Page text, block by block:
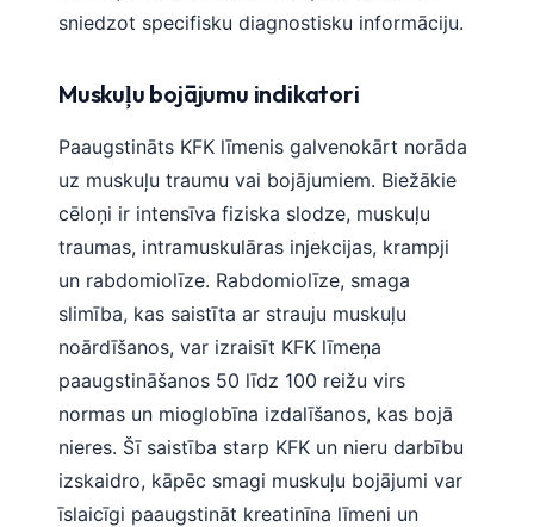
sniedzot specifisku diagnostisku informāciju.
Muskuļu bojājumu indikatori
Paaugstināts KFK līmenis galvenokārt norāda
uz muskuļu traumu vai bojājumiem. Biežākie
cēloņi ir intensīva fiziska slodze, muskuļu
traumas, intramuskulāras injekcijas, krampji
un rabdomiolīze. Rabdomiolīze, smaga
slimība, kas saistīta ar strauju muskuļu
noārdīšanos, var izraisīt KFK līmeņa
paaugstināšanos 50 līdz 100 reižu virs
normas un mioglobīna izdalīšanos, kas bojā
nieres. Šī saistība starp KFK un nieru darbību
izskaidro, kāpēc smagi muskuļu bojājumi var
īslaicīgi paaugstināt kreatinīna līmeni un
ភាសាខ្មែរ
Kiswahili
አማርኛ
Українська
O‘zbekcha
Català
Қазақ тілі
Hrvatski
Slovenčina